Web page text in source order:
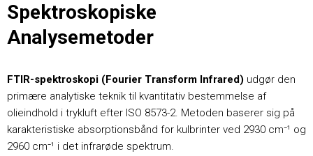
Spektroskopiske
Analysemetoder
FTIR-spektroskopi (Fourier Transform Infrared) udgør den
primære analytiske teknik til kvantitativ bestemmelse af
olieindhold i trykluft efter ISO 8573-2. Metoden baserer sig på
karakteristiske absorptionsbånd for kulbrinter ved 2930 cm⁻¹ og
2960 cm⁻¹ i det infrarøde spektrum.